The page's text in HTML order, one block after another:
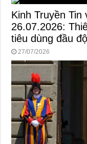
Kinh Truyền
26.07.2026:
tiêu dùng đầu
27/07/2026